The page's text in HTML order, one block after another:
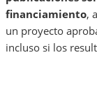
financiamiento,
un proyecto
incluso si los